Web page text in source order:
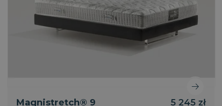
Magnistretch® 9 5 245 zł